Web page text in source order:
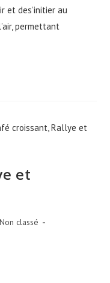
et des’initier au
permettant
et
Non classé